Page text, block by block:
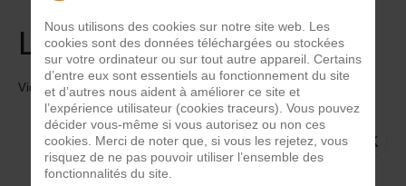
L'entretien
Videos-mp4 25 Juin 2025 Clics : 1060
Nous utilisons des cookies sur notre site web. Les
cookies sont des données téléchargées ou stockées
sur votre ordinateur ou sur tout autre appareil. Certains
d’entre eux sont essentiels au fonctionnement du site
et d’autres nous aident à améliorer ce site et
l’expérience utilisateur (cookies traceurs). Vous pouvez
décider vous-même si vous autorisez ou non ces
cookies. Merci de noter que, si vous les rejetez, vous
risquez de ne pas pouvoir utiliser l’ensemble des
fonctionnalités du site.